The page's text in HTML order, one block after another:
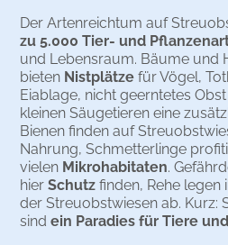
Der Artenreichtum auf
zu 5.000 Tier- und
und Lebensraum. Bäume und
bieten Nistplätze für Vögel,
Eiablage, nicht geerntetes
kleinen Säugetieren eine
Bienen finden auf
Nahrung, Schmetterlinge
vielen Mikrohabitaten.
hierSchutz finden, Rehe legen
der Streuobstwiesen ab. Kurz:
sindein Paradies für Tiere